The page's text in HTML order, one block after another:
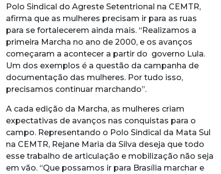
Polo Sindical do Agreste Setentrional na CEMTR,
afirma que as mulheres precisam ir para as ruas
para se fortalecerem ainda mais. “Realizamos a
primeira Marcha no ano de 2000, e os avanços
começaram a acontecer a partir do governo Lula.
Um dos exemplos é a questão da campanha de
documentação das mulheres. Por tudo isso,
precisamos continuar marchando”.
A cada edição da Marcha, as mulheres criam
expectativas de avanços nas conquistas para o
campo. Representando o Polo Sindical da Mata Sul
na CEMTR, Rejane Maria da Silva deseja que todo
esse trabalho de articulação e mobilização não seja
em vão. “Que possamos ir para Brasília marchar e